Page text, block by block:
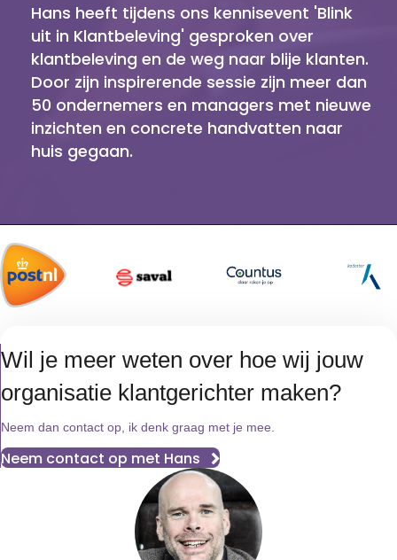
Hans heeft tijdens ons kennisevent 'Blink
uit in Klantbeleving' gesproken over
klantbeleving en de weg naar blije klanten.
Door zijn inspirerende sessie zijn meer dan
50 ondernemers en managers met nieuwe
inzichten en concrete handvatten naar
huis gegaan.
Wil je meer weten over hoe wij jouw
organisatie klantgerichter maken?
Neem dan contact op, ik denk graag met je mee.
Neem contact op met Hans